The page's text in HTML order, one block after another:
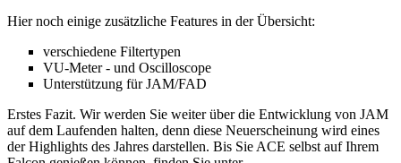
Hier noch einige zusätzliche Features in der Übersicht:
verschiedene Filtertypen
VU-Meter - und Oscilloscope
Unterstützung für JAM/FAD
Erstes Fazit. Wir werden Sie weiter über die Entwicklung von JAM
auf dem Laufenden halten, denn diese Neuerscheinung wird eines
der Highlights des Jahres darstellen. Bis Sie ACE selbst auf Ihrem